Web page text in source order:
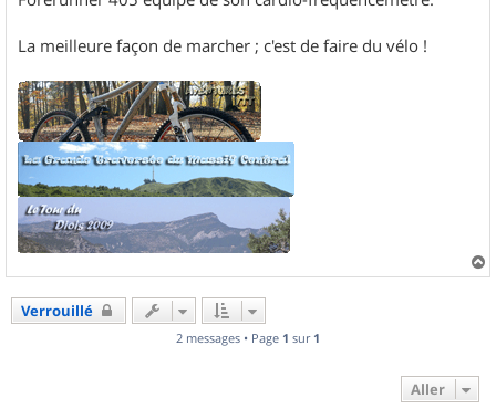
La meilleure façon de marcher ; c'est de faire du vélo !
a
Verrouillé
2 messages • Page 1 sur 1
Aller